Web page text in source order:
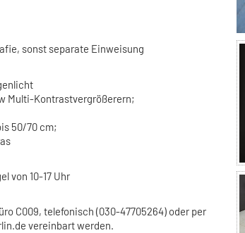
sonst separate Einweisung
Multi-Kontrastvergrößerern;
50/70 cm;
von 10-17 Uhr
C009, telefonisch (030-47705264) oder per
vereinbart werden.